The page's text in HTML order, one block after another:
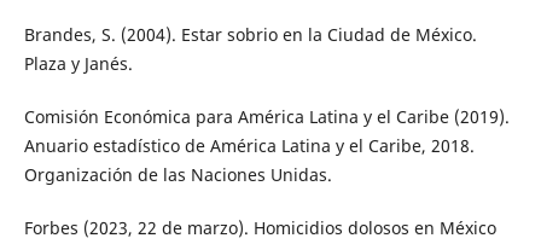
Brandes, S. (2004). Estar sobrio en la Ciudad de México.
Plaza y Janés.
Comisión Económica para América Latina y el Caribe (2019).
Anuario estadístico de América Latina y el Caribe, 2018.
Organización de las Naciones Unidas.
Forbes (2023, 22 de marzo). Homicidios dolosos en México